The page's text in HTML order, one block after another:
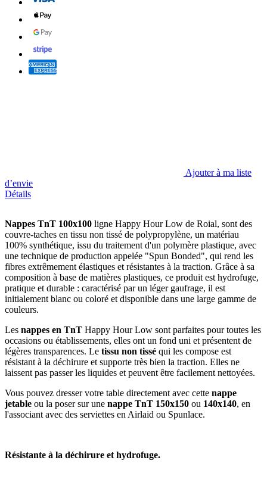
Ajouter à ma liste
d’envie
Détails
Nappes TnT 100x100 ligne Happy Hour Low de Roial, sont des
couvre-taches en tissu non tissé de polypropylène, un matériau
100% synthétique, issu du traitement d'un polymère plastique, avec
une technique de production appelée "Spun Bonded", qui rend les
fibres extrêmement élastiques et résistantes à la traction. Grâce à sa
composition à base de matières plastiques, ce produit est hydrofuge,
pratique et durable : caractérisé par un léger gaufrage, il est
initialement blanc ou coloré et disponible dans une large gamme de
couleurs.
Les nappes en TnT Happy Hour Low sont parfaites pour toutes les
occasions ou établissements, elles ont un fond uni et présentent de
légères transparences. Le tissu non tissé qui les compose est
résistant à la déchirure et supporte très bien la traction. Elles ne
laissent pas passer les liquides et peuvent être facilement nettoyées.
Vous pouvez dresser votre table directement avec cette nappe
jetable ou la poser sur une nappe TnT 150x150 ou 140x140, en
l'associant avec des serviettes en Airlaid ou Spunlace.
Résistante à la déchirure et hydrofuge.